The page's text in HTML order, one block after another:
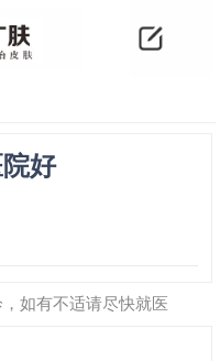
好
如有不适请尽快就医